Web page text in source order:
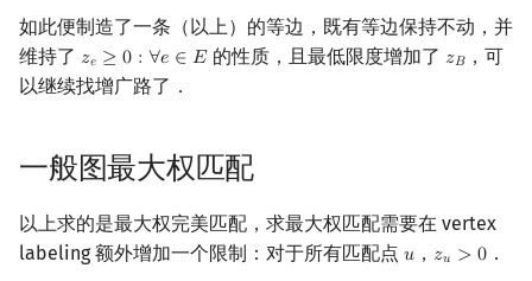
如此便制造了一条（以上）的等边，既有等边保持不动，并
维持了 𝑧𝑒 ≥ 0 : ∀𝑒 ∈ 𝐸
ze ≥0 :∀ e ∈E 的性质，且最低限度增加了 𝑧𝐵
zB，可
以继续找增广路了．
一般图最大权匹配
以上求的是最大权完美匹配，求最大权匹配需要在 vertex
labeling 额外增加一个限制：对于所有匹配点 𝑢
u ，𝑧𝑢 > 0
zu >0 ．